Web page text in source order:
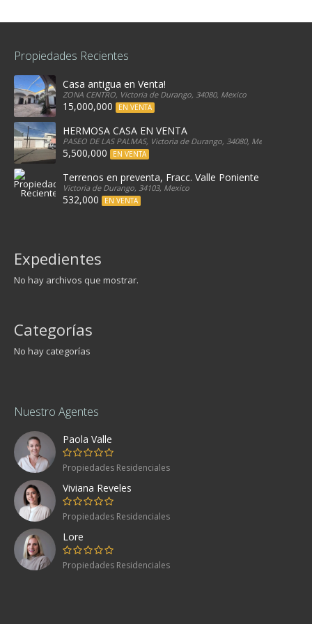
Propiedades Recientes
Casa antigua en Venta!
ZONA CENTRO, Victoria de Durango, 34080, Mexico
15,000,000 EN VENTA
HERMOSA CASA EN VENTA
PASEO DE LAS PALMAS, Victoria de Durango, 34080, Mexico
5,500,000 EN VENTA
Terrenos en preventa, Fracc. Valle Poniente
Victoria de Durango, 34103, Mexico
532,000 EN VENTA
Expedientes
No hay archivos que mostrar.
Categorías
No hay categorías
Nuestro Agentes
Paola Valle
Propiedades Residenciales
Viviana Reveles
Propiedades Residenciales
Lore
Propiedades Residenciales